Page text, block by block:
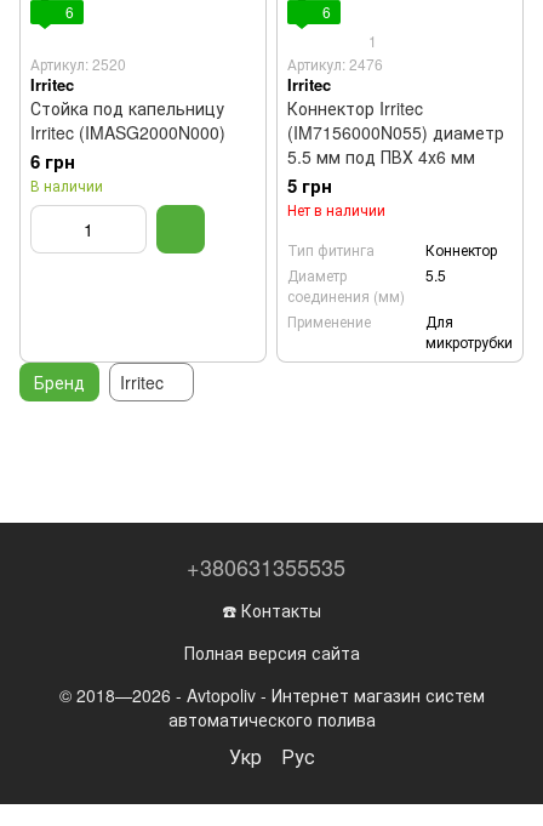
6
Артикул: 2520
Irritec
Стойка под капельницу
Irritec (IMASG2000N000)
6 грн
В наличии
6
1
Артикул: 2476
Irritec
Коннектор Irritec
(IM7156000N055) диаметр
5.5 мм под ПВХ 4х6 мм
5 грн
Нет в наличии
Тип фитинга
Коннектор
Диаметр
соединения (мм)
5.5
Применение
Для
микротрубки
Бренд Irritec
+380631355535
☎️ Контакты
Полная версия сайта
© 2018—2026 - Avtopoliv - Интернет магазин систем
автоматического полива
Укр Рус